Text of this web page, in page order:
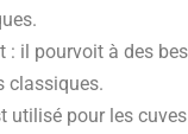
: il pourvoit à des
classiques.
utilisé pour les